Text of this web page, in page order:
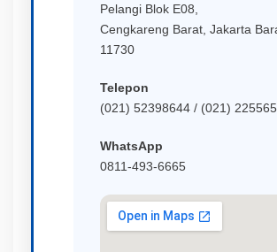
Pelangi Blok E08,
Cengkareng Barat, Jakarta
11730
Telepon
(021) 52398644 / (021)
WhatsApp
0811-493-6665